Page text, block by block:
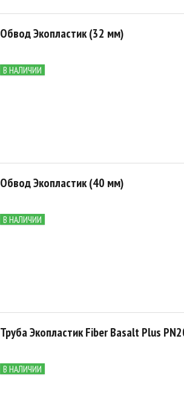
Обвод Экопластик (32 мм)
В НАЛИЧИИ
Обвод Экопластик (40 мм)
В НАЛИЧИИ
Труба Экопластик Fiber Basalt Plus
В НАЛИЧИИ